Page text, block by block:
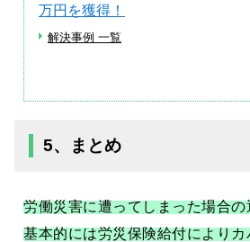
万円を獲得！
解決事例 一覧
5、まとめ
労働災害に遭ってしまった場合の
基本的には労災保険給付により